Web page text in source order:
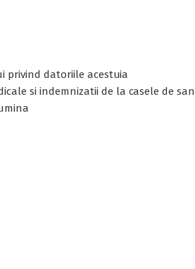
privind datoriile acestuia
si indemnizatii de la casele de